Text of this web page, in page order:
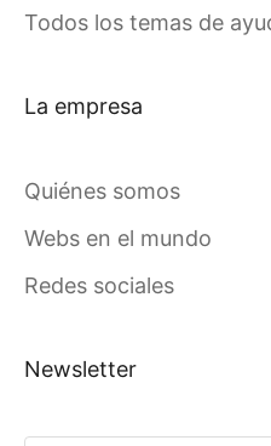
Todos los temas de
La empresa
Quiénes somos
Webs en el mundo
Redes sociales
Newsletter